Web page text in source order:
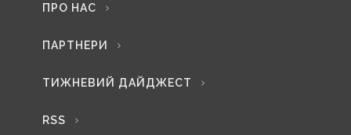
ПРО НАС
ПАРТНЕРИ
ТИЖНЕВИЙ ДАЙДЖЕСТ
RSS